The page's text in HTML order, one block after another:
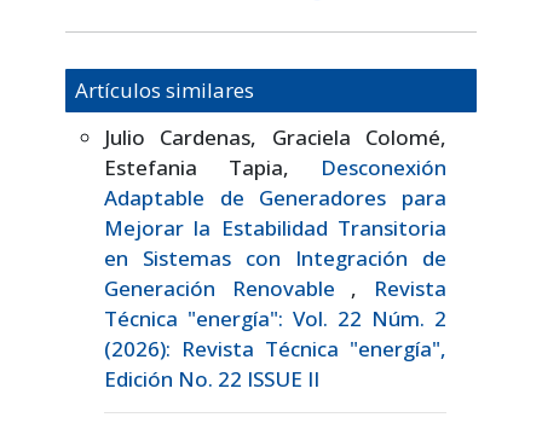
Artículos similares
Julio Cardenas, Graciela Colomé,
Estefania Tapia, Desconexión
Adaptable de Generadores para
Mejorar la Estabilidad Transitoria
en Sistemas con Integración de
Generación Renovable , Revista
Técnica "energía": Vol. 22 Núm. 2
(2026): Revista Técnica "energía",
Edición No. 22 ISSUE II